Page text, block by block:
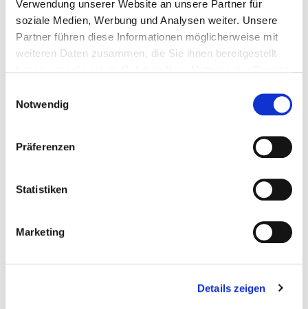
Verwendung unserer Website an unsere Partner für
soziale Medien, Werbung und Analysen weiter. Unsere
Partner führen diese Informationen möglicherweise mit
weiteren Daten zusammen, die Sie ihnen bereitgestellt
Notwendig
Präferenzen
Statistiken
Marketing
Details zeigen
1 Palette Stramofarm Strohpellets 750 kg
Preise inkl. MwSt. zzgl. Versandkosten